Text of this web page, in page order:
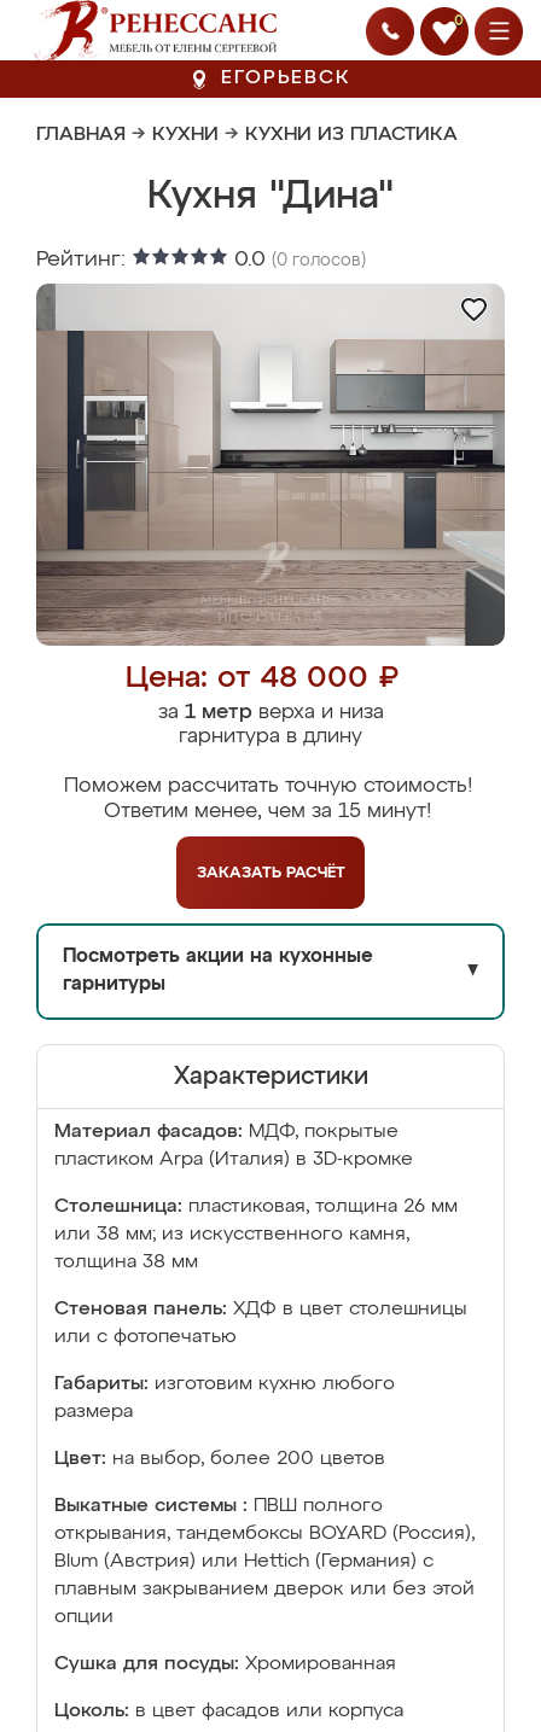
0
ЕГОРЬЕВСК
ГЛАВНАЯ → КУХНИ → КУХНИ ИЗ ПЛАСТИКА
Кухня "Дина"
Рейтинг: 0.0 (0 голосов)
Цена: от 48 000 ₽
за 1 метрверха и низа
гарнитура в длину
Поможем рассчитать точную стоимость!
Ответим менее, чем за 15 минут!
ЗАКАЗАТЬ РАСЧЁТ
Посмотреть акции на кухонные
гарнитуры
▼
Характеристики
Материал фасадов: МДФ, покрытые
пластиком Arpa (Италия) в 3D-кромке
Столешница: пластиковая, толщина 26 мм
или 38 мм; из искусственного камня,
толщина 38 мм
Стеновая панель: ХДФ в цвет столешницы
или с фотопечатью
Габариты: изготовим кухню любого
размера
Цвет: на выбор, более 200 цветов
Выкатные системы :
ПВШ полного
открывания, тандембоксы BOYARD (Россия),
Blum (Австрия) или Hettich (Германия) с
плавным закрыванием дверок или без этой
опции
Сушка для посуды: Хромированная
Цоколь: в цвет фасадов или корпуса